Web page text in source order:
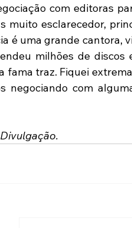
com editoras
muito esclarecedor,
é uma grande cantora,
milhões de
fama traz. Fiquei
negociando com